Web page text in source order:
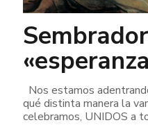
Nos estamos
qué distinta manera la
celebramos, UNIDOS a